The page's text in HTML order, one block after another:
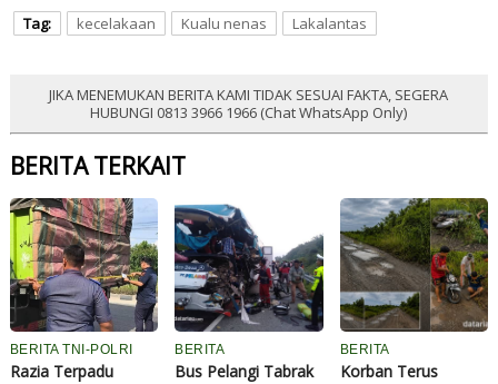
Tag: kecelakaan Kualu nenas Lakalantas
JIKA MENEMUKAN BERITA KAMI TIDAK SESUAI FAKTA, SEGERA
HUBUNGI 0813 3966 1966 (Chat WhatsApp Only)
BERITA TERKAIT
BERITA TNI-POLRI
Razia Terpadu
BERITA
Bus Pelangi Tabrak
BERITA
Korban Terus